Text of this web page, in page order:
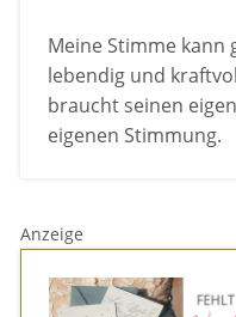
Meine Stimme kann
lebendig und
braucht seinen
eigenen Stimmung.
Anzeige